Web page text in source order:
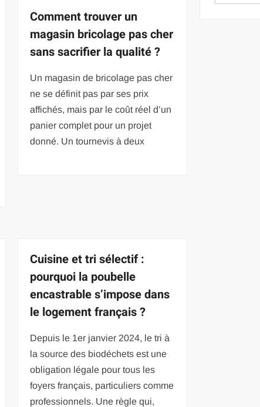
Comment trouver un
magasin bricolage pas cher
sans sacrifier la qualité ?
Un magasin de bricolage pas cher
ne se définit pas par ses prix
affichés, mais par le coût réel d’un
panier complet pour un projet
donné. Un tournevis à deux
Cuisine et tri sélectif :
pourquoi la poubelle
encastrable s’impose dans
le logement français ?
Depuis le 1er janvier 2024, le tri à
la source des biodéchets est une
obligation légale pour tous les
foyers français, particuliers comme
professionnels. Une règle qui,